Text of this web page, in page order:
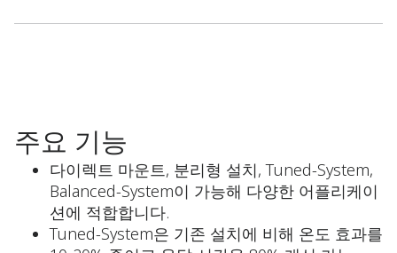
주요 기능
다이렉트 마운트, 분리형 설치, Tuned-System,
Balanced-System이 가능해 다양한 어플리케이
션에 적합합니다.
Tuned-System은 기존 설치에 비해 온도 효과를